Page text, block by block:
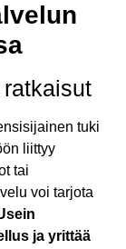
tuki
liittyy
tai
voi tarjota
ja yrittää